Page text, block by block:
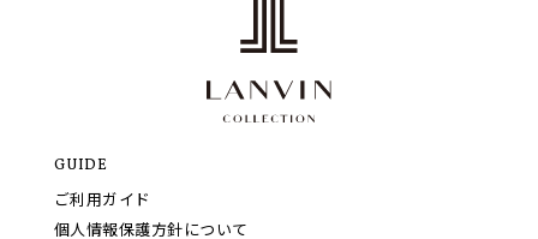
GUIDE
ご利用ガイド
個人情報保護方針について